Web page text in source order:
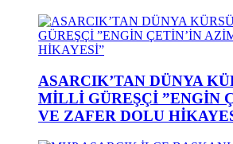
ASARCIK’TAN DÜNYA
MİLLİ GÜREŞÇİ ”ENGİN
VE ZAFER DOLU